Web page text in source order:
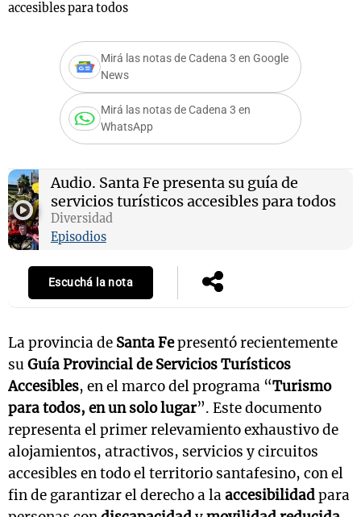
accesibles para todos
Mirá las notas de Cadena 3 en Google
News
Mirá las notas de Cadena 3 en
WhatsApp
Audio. Santa Fe presenta su guía de
servicios turísticos accesibles para todos
Diversidad
Episodios
Escuchá la nota
La provincia de Santa Fepresentó recientemente
suGuía Provincial de Servicios Turísticos
Accesibles, en el marco del programa “Turismo
para todos, en un solo lugar”. Este documento
representa el primer relevamiento exhaustivo de
alojamientos, atractivos, servicios y circuitos
accesibles en todo el territorio santafesino, con el
fin de garantizar el derecho a laaccesibilidadpara
Notas
Mundial 2026
Notas
Cadena 3